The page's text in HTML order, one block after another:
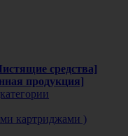
средства]
продукция]
картриджами )